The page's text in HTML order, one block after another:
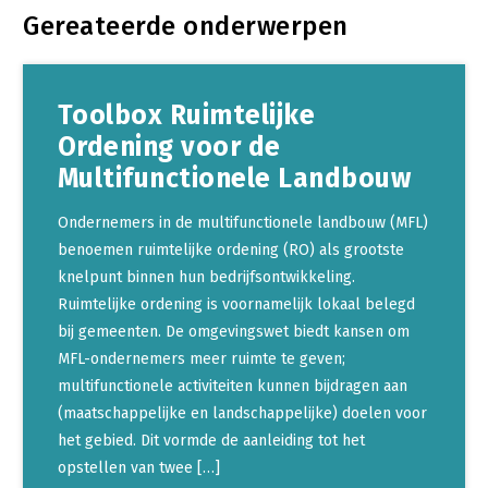
Gereateerde onderwerpen
Toolbox Ruimtelijke
Ordening voor de
Multifunctionele Landbouw
Ondernemers in de multifunctionele landbouw (MFL)
benoemen ruimtelijke ordening (RO) als grootste
knelpunt binnen hun bedrijfsontwikkeling.
Ruimtelijke ordening is voornamelijk lokaal belegd
bij gemeenten. De omgevingswet biedt kansen om
MFL-ondernemers meer ruimte te geven;
multifunctionele activiteiten kunnen bijdragen aan
(maatschappelijke en landschappelijke) doelen voor
het gebied. Dit vormde de aanleiding tot het
opstellen van twee […]